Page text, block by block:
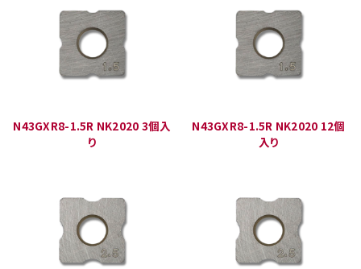
N43GXR8-1.5R NK2020 3個入
り
N43GXR8-1.5R NK2020 12個
入り